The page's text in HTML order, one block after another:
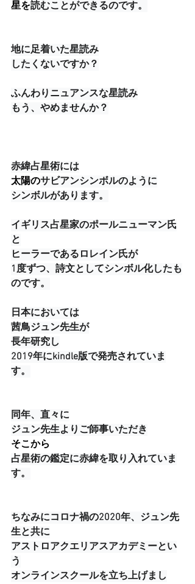
星を読むことができるのです。
地に足着いた星読み
したくないですか？
ふんわりニュアンスな星読み
もう、やめませんか？
赤緯占星術には
太陽のサビアンシンボルのように
シンボルがあります。
イギリス占星家のポールニューマン氏
と
ヒーラーであるロレイン氏が
1度ずつ、詩文としてシンボル化したも
のです。
日本においては
茜鳥ジュン先生が
長年研究し
2019年にkindle版で発売されていま
す。
同年、直々に
ジュン先生よりご師事いただき
そこから
占星術の鑑定に赤緯を取り入れていま
す。
ちなみにコロナ禍の2020年、ジュン先
生と共に
アストロアクエリアスアカデミーとい
う
オンラインスクールを立ち上げまし